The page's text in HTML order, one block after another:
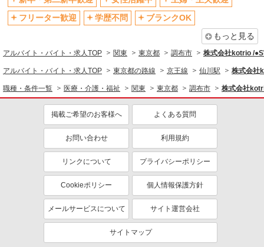
退職金・財形貯蓄制度あり
各種手当（家族・役職・インセン
ティブなど）あり
資格取得支援制度あり
同じ職種から求人を探す
医療・介護・福祉
看護師・保健師・看護助手・助産師
同じ特徴から求人を探す
未経験歓迎
ミドル（40代～）活躍中
ボーナス・賞与あり
車通勤OK
社会保険あり
産休・育休取得実績あり
フリーター歓迎
学歴不問
ブランクOK
もっと見る
アルバイト・バイト・求人TOP 関東 東京都 調布市 株式会社kotrio /
アルバイト・バイト・求人TOP 東京都の路線 京王線 仙川駅 株式会社
職種・条件一覧 医療・介護・福祉 関東 東京都 調布市 株式会社
掲載ご希望のお客様へ よくある質問
お問い合わせ 利用規約
リンクについて プライバシーポリシー
Cookieポリシー 個人情報保護方針
メールサービスについて サイト運営会社
サイトマップ